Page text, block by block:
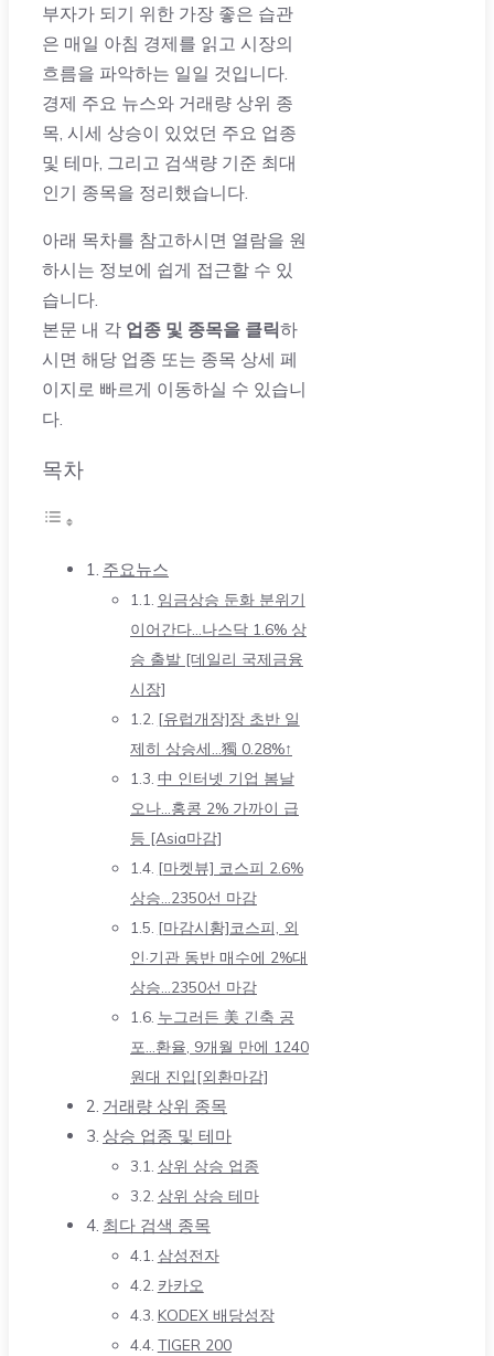
부자가 되기 위한 가장 좋은 습관
은 매일 아침 경제를 읽고 시장의
흐름을 파악하는 일일 것입니다.
경제 주요 뉴스와 거래량 상위 종
목, 시세 상승이 있었던 주요 업종
및 테마, 그리고 검색량 기준 최대
인기 종목을 정리했습니다.
아래 목차를 참고하시면 열람을 원
하시는 정보에 쉽게 접근할 수 있
습니다.
본문 내 각 업종 및 종목을 클릭하
시면 해당 업종 또는 종목 상세 페
이지로 빠르게 이동하실 수 있습니
다.
목차
주요뉴스
임금상승 둔화 분위기
이어간다…나스닥 1.6% 상
승 출발 [데일리 국제금융
시장]
[유럽개장]장 초반 일
제히 상승세…獨 0.28%↑
中 인터넷 기업 봄날
오나…홍콩 2% 가까이 급
등 [Asia마감]
[마켓뷰] 코스피 2.6%
상승…2350선 마감
[마감시황]코스피, 외
인·기관 동반 매수에 2%대
상승…2350선 마감
누그러든 美 긴축 공
포…환율, 9개월 만에 1240
원대 진입[외환마감]
거래량 상위 종목
상승 업종 및 테마
상위 상승 업종
상위 상승 테마
최다 검색 종목
삼성전자
카카오
KODEX 배당성장
TIGER 200